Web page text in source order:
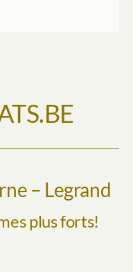
– Legrand
plus forts!